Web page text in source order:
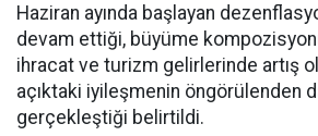
Haziran ayında başlayan
devam ettiği, büyüme
ihracat ve turizm gelirlerinde artış
açıktaki iyileşmenin öngörülenden
gerçekleştiği belirtildi.